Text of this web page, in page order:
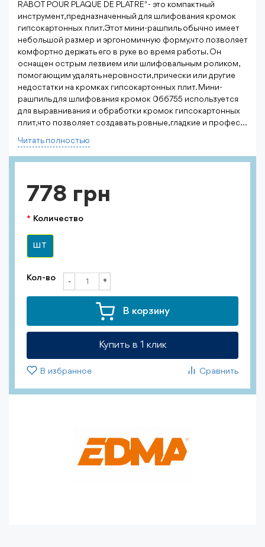
RABOT POUR PLAQUE DE PLATRE" - это компактный
инструмент, предназначенный для шлифования кромок
гипсокартонных плит.Этот мини-рашпиль обычно имеет
небольшой размер и эргономичную форму, что позволяет
комфортно держать его в руке во время работы. Он
оснащен острым лезвием или шлифовальным роликом,
помогающим удалять неровности, прически или другие
недостатки на кромках гипсокартонных плит. Мини-
рашпиль для шлифования кромок 066755 используется
для выравнивания и обработки кромок гипсокартонных
плит, что позволяет создавать ровные, гладкие и профес...
Читать полностью
778 грн
Количество
ШТ
Кол-во +
-
В корзину
Купить в 1 клик
Сравнить
В избранное